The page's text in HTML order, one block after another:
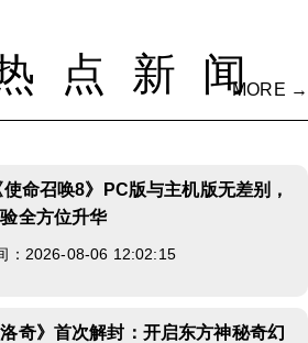
点新闻
MORE →
使命召唤8》PC版与主机版无差别，
全方位升华
：2026-08-06 12:02:15
奇》首次解封：开启东方神秘奇幻